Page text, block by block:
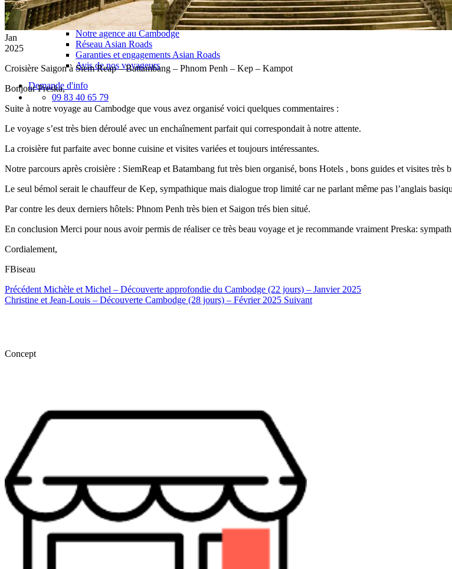
Présentation du Cambodge
Notre agence
Notre agence au Cambodge
Réseau Asian Roads
Garanties et engagements Asian Roads
Avis de nos voyageurs
Demande d'info
09 83 40 65 79
Jan
2025
Croisière Saigon à Siem Reap – Battambang – Phnom Penh – Kep – Kampot
Bonjour Preska,
Suite à notre voyage au Cambodge que vous avez organisé voici quelques commentaires :
Le voyage s’est très bien déroulé avec un enchaînement parfait qui correspondait à notre attente.
La croisière fut parfaite avec bonne cuisine et visites variées et toujours intéressantes.
Notre parcours après croisière : SiemReap et Batambang fut très bien organisé, bons Hotels , bons guides et visites très
Le seul bémol serait le chauffeur de Kep, sympathique mais dialogue trop limité car ne parlant même pas l’anglais
Par contre les deux derniers hôtels: Phnom Penh très bien et Saigon trés bien situé.
En conclusion Merci pour nous avoir permis de réaliser ce très beau voyage et je recommande vraiment Preska:
Cordialement,
FBiseau
Précédent Michèle et Michel – Découverte approfondie du Cambodge (22 jours) – Janvier 2025
Christine et Jean-Louis – Découverte Cambodge (28 jours) – Février 2025 Suivant
Concept